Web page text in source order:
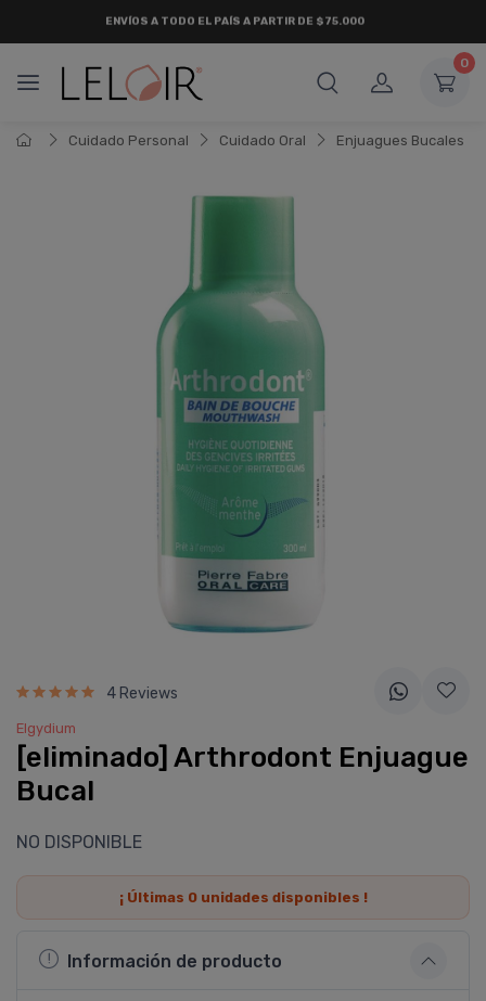
0
Cuidado Personal Cuidado Oral Enjuagues Bucales
4 Reviews
Elgydium
[eliminado] Arthrodont Enjuague
Bucal
NO DISPONIBLE
¡ Últimas 0unidades disponibles !
Información de producto